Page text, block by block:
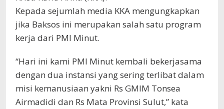
Kepada sejumlah media KKA mengungkapkan
jika Baksos ini merupakan salah satu program
kerja dari PMI Minut.
“Hari ini kami PMI Minut kembali bekerjasama
dengan dua instansi yang sering terlibat dalam
misi kemanusiaan yakni Rs GMIM Tonsea
Airmadidi dan Rs Mata Provinsi Sulut,” kata